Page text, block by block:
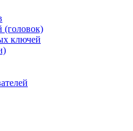
(головок)
ключей